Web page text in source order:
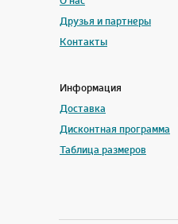
Друзья и партнеры
Контакты
Информация
Доставка
Дисконтная программа
Таблица размеров